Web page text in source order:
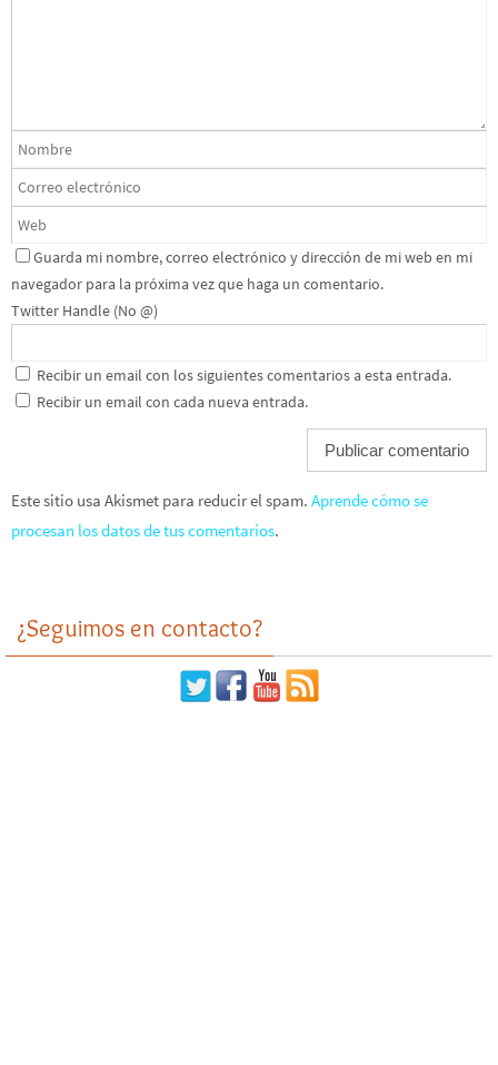
Guarda mi nombre, correo electrónico y dirección de mi web en mi
navegador para la próxima vez que haga un comentario.
Twitter Handle (No @)
Recibir un email con los siguientes comentarios a esta entrada.
Recibir un email con cada nueva entrada.
Este sitio usa Akismet para reducir el spam. Aprende cómo se
procesan los datos de tus comentarios.
¿Seguimos en contacto?